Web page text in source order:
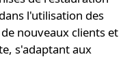
l'utilisation des
nouveaux clients et
s'adaptant aux